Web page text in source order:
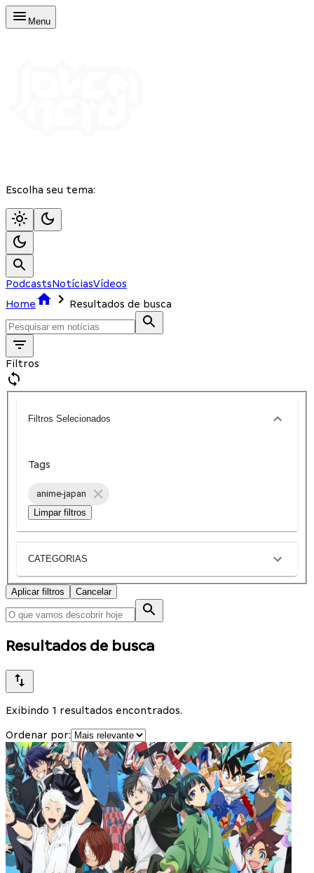
Menu
Escolha seu tema:
PodcastsNotíciasVídeos
Home
Resultados de busca
Filtros
Filtros Selecionados
Tags
anime-japan
Limpar filtros
CATEGORIAS
Aplicar filtros Cancelar
Resultados de busca
Exibindo 1 resultados encontrados.
Ordenar por: